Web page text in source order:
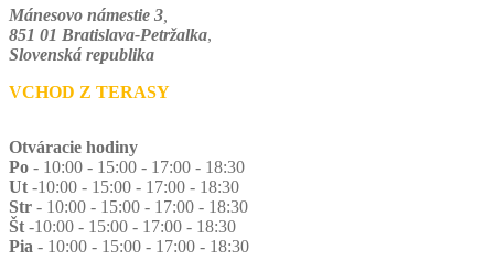
Mánesovo námestie 3
851 01 Bratislava-Petržalka,
Slovenská republika
VCHOD Z TERASY
Otváracie hodiny
Po - 10:00 - 15:00 - 17:00 - 18:30
Ut -10:00 - 15:00 - 17:00 - 18:30
Str - 10:00 - 15:00 - 17:00 - 18:30
Št -10:00 - 15:00 - 17:00 - 18:30
Pia - 10:00 - 15:00 - 17:00 - 18:30